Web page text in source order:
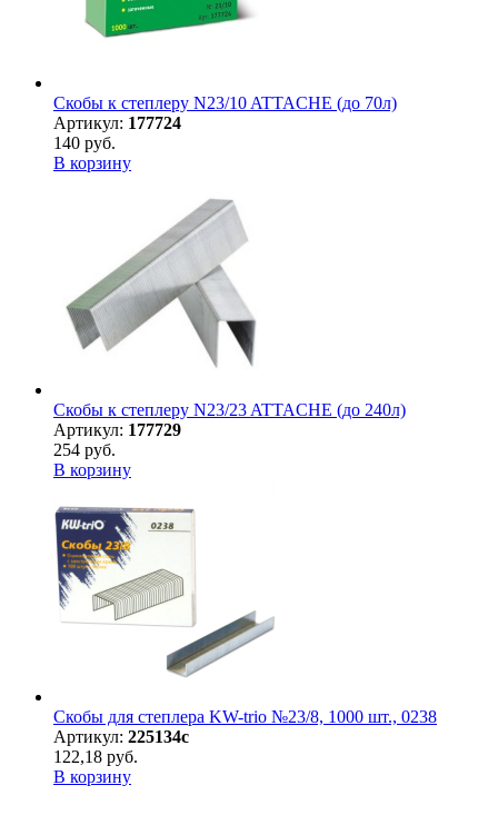
Скобы к степлеру N23/10 ATTACHE (до 70л)
Артикул: 177724
140 руб.
В корзину
Скобы к степлеру N23/23 ATTACHE (до 240л)
Артикул: 177729
254 руб.
В корзину
Скобы для степлера KW-trio №23/8, 1000 шт., 0238
Артикул: 225134с
122,18 руб.
В корзину